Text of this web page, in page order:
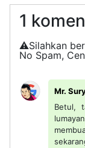
1
⚠️Silahkan
No Spam,
Mr.
Betul,